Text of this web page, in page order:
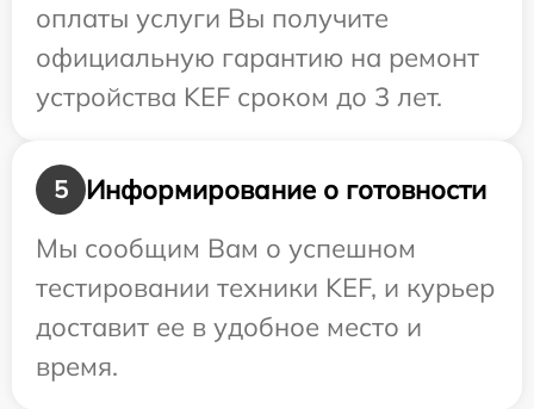
оплаты услуги Вы получите
официальную гарантию на ремонт
устройства KEF сроком до 3 лет.
5
Информирование о готовности
Мы сообщим Вам о успешном
тестировании техники KEF, и курьер
доставит ее в удобное место и
время.